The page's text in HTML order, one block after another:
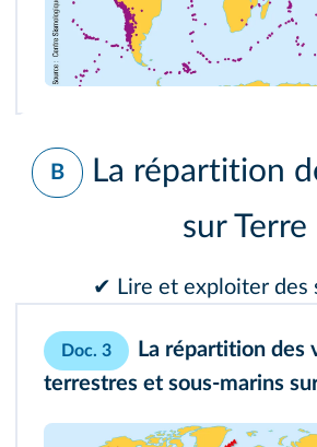
B
La répartition
sur Terre
✔ Lire et exploiter des
Doc. 3
La répartition des
terrestres et sous-marins